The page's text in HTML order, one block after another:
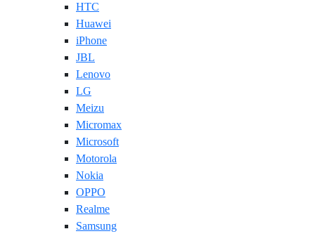
HTC
Huawei
iPhone
JBL
Lenovo
LG
Meizu
Micromax
Microsoft
Motorola
Nokia
OPPO
Realme
Samsung